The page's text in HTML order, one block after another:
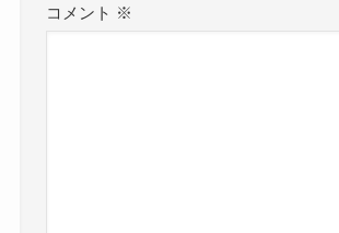
コメント ※